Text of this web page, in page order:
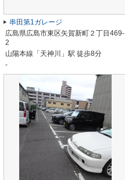
串田第1ガレージ
広島県広島市東区矢賀新町２丁目469-
2
山陽本線「天神川」駅 徒歩8分
-